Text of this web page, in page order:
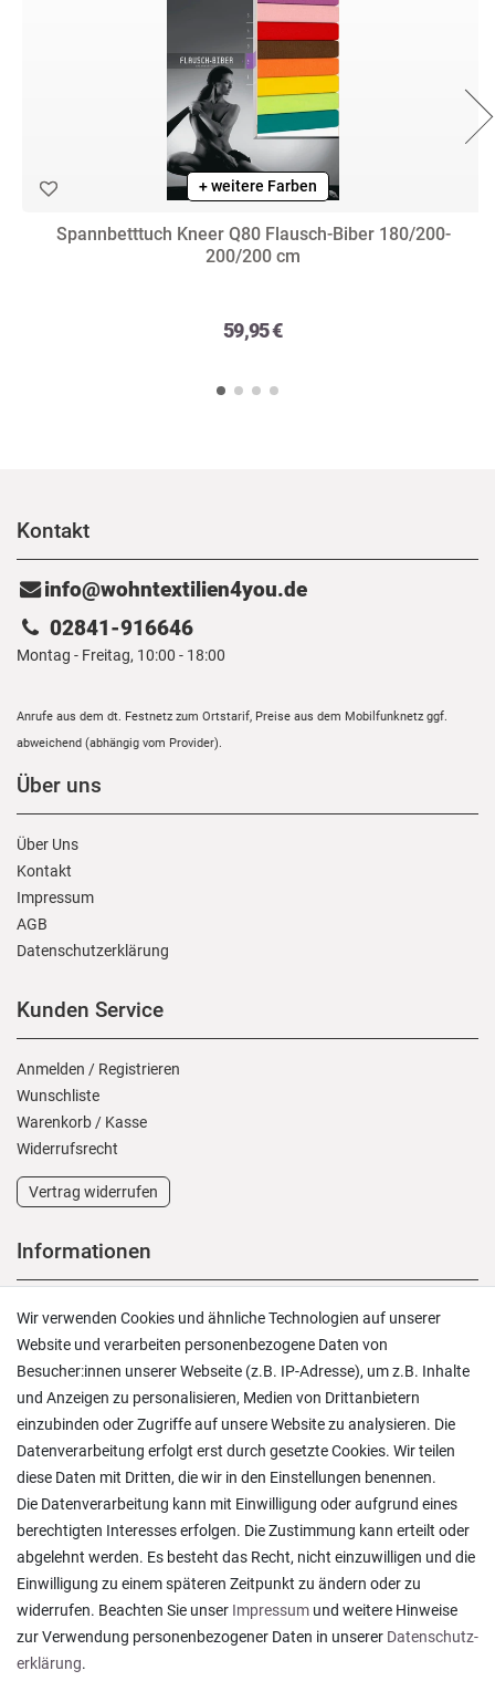
+ weitere Farben
Spannbetttuch Kneer Q80 Flausch-Biber 180/200-
200/200 cm
59,95 €
Kontakt
info@wohntextilien4you.de
02841-916646
Montag - Freitag, 10:00 - 18:00
Anrufe aus dem dt. Festnetz zum Ortstarif, Preise aus dem Mobilfunknetz ggf.
abweichend (abhängig vom Provider).
Über uns
Über Uns
Kontakt
Impressum
AGB
Daten­schutz­erklärung
Kunden Service
Anmelden / Registrieren
Wunschliste
Warenkorb / Kasse
Widerrufs­recht
Vertrag widerrufen
Informationen
Versand und Zahlung
Rücksendungen
Lieferung in die Schweiz
Pflegesymbole
Lagerverkauf
Ratgeber & News
Ein einfach toller Service - prompte Lieferung und
sogar mit Pflegehinweis!
Datum der Veröffentlichung: 05.08.2026
Datum der Kauferfahrung: 29.07.2026
Wir verwenden Cookies und ähnliche Technologien auf unserer
Website und verarbeiten personenbezogene Daten von
Besucher:innen unserer Webseite (z.B. IP-Adresse), um z.B. Inhalte
und Anzeigen zu personalisieren, Medien von Drittanbietern
einzubinden oder Zugriffe auf unsere Website zu analysieren. Die
Datenverarbeitung erfolgt erst durch gesetzte Cookies. Wir teilen
diese Daten mit Dritten, die wir in den Einstellungen benennen.
Die Datenverarbeitung kann mit Einwilligung oder aufgrund eines
berechtigten Interesses erfolgen. Die Zustimmung kann erteilt oder
abgelehnt werden. Es besteht das Recht, nicht einzuwilligen und die
Einwilligung zu einem späteren Zeitpunkt zu ändern oder zu
widerrufen. Beachten Sie unser Impressum und weitere Hinweise
zur Verwendung personenbezogener Daten in unserer Daten­schutz­
erklärung.